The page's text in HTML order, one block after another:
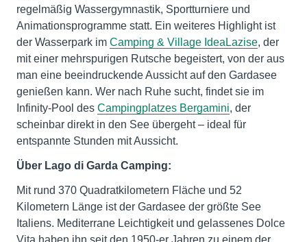
regelmäßig Wassergymnastik, Sportturniere und
Animationsprogramme statt. Ein weiteres Highlight ist
der Wasserpark im Camping & Village IdeaLazise, der
mit einer mehrspurigen Rutsche begeistert, von der aus
man eine beeindruckende Aussicht auf den Gardasee
genießen kann. Wer nach Ruhe sucht, findet sie im
Infinity-Pool des Campingplatzes Bergamini, der
scheinbar direkt in den See übergeht – ideal für
entspannte Stunden mit Aussicht.
Über Lago di Garda Camping:
Mit rund 370 Quadratkilometern Fläche und 52
Kilometern Länge ist der Gardasee der größte See
Italiens. Mediterrane Leichtigkeit und gelassenes Dolce
Vita haben ihn seit den 1950-er Jahren zu einem der